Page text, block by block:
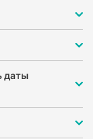
даты